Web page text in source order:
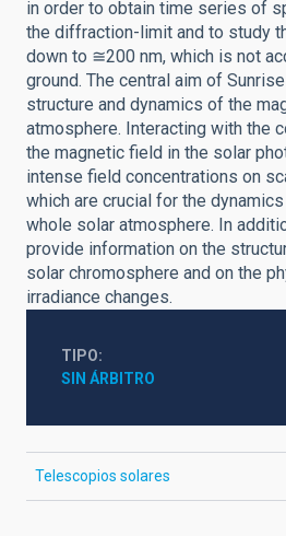
in order to obtain time series of
the diffraction-limit and to study
down to ≅200 nm, which is not
ground. The central aim of
structure and dynamics of the
atmosphere. Interacting with the
the magnetic field in the solar
intense field concentrations on
which are crucial for the
whole solar atmosphere. In
provide information on the
solar chromosphere and on the
irradiance changes.
TIPO
SIN ÁRBITRO
Telescopios solares